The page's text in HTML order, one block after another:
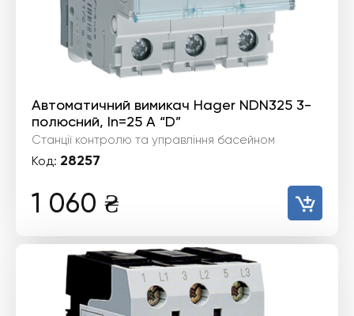
Автоматичний вимикач Hager NDN325 3-
полюсний, In=25 А “D”
Станції контролю та управління басейном
Код: 28257
1 060 ₴